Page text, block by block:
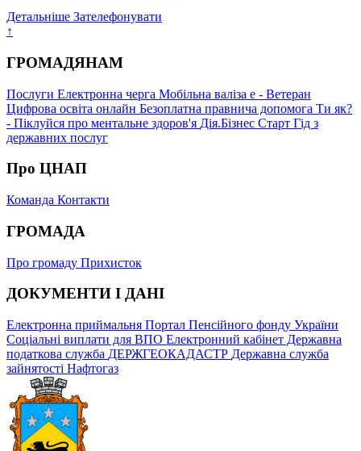
Детальніше Зателефонувати
↑
ГРОМАДЯНАМ
Послуги Електронна черга Мобільна валіза е - Ветеран
Цифрова освіта онлайн Безоплатна правнича допомога Ти як?
- Піклуйся про ментальне здоров'я Дія.Бізнес Старт Гід з
державних послуг
Про ЦНАП
Команда Контакти
ГРОМАДА
Про громаду Прихисток
ДОКУМЕНТИ І ДАНІ
Електронна приймальня Портал Пенсійного фонду України
Соціальні виплати для ВПО Електронний кабінет Державна
податкова служба ДЕРЖГЕОКАДАСТР Державна служба
зайнятості Нафтогаз